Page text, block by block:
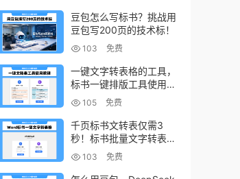
豆包怎么写标书？挑战用
豆包写200页的技术标！
103 免费
一键文字转表格的工具，
标书一键排版工具使用教
程 105 免费
千页标书文转表仅需3
秒！标书批量文字转表格
的小工具！
103 免费